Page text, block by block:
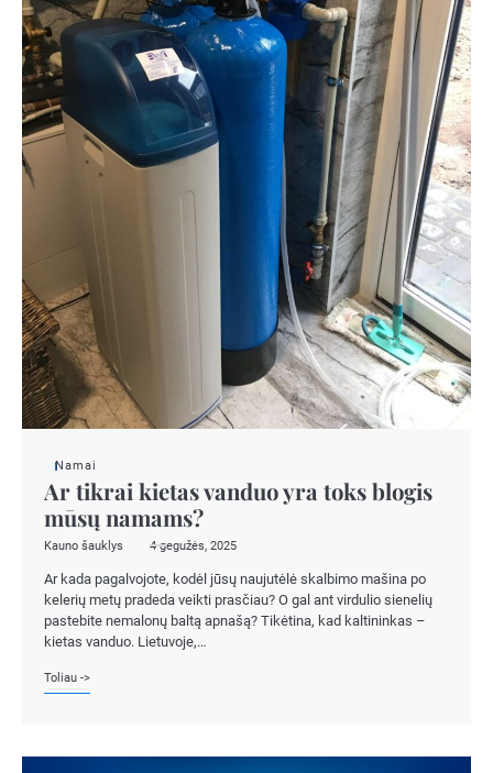
Namai
Ar tikrai kietas vanduo yra toks blogis
mūsų namams?
Kauno šauklys 4 gegužės, 2025
Ar kada pagalvojote, kodėl jūsų naujutėlė skalbimo mašina po
kelerių metų pradeda veikti prasčiau? O gal ant virdulio sienelių
pastebite nemalonų baltą apnašą? Tikėtina, kad kaltininkas –
kietas vanduo. Lietuvoje,…
Toliau ->